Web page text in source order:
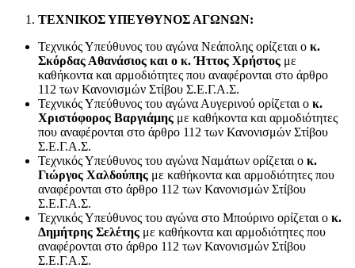
ΤΕΧΝΙΚΟΣ ΥΠΕΥΘΥΝΟΣ ΑΓΩΝΩΝ:
Τεχνικός Υπεύθυνος του αγώνα Νεάπολης ορίζεται ο κ.
Σκόρδας Αθανάσιος και ο κ. Ήττος Χρήστος με
καθήκοντα και αρμοδιότητες που αναφέρονται στο άρθρο
112 των Κανονισμών Στίβου Σ.Ε.Γ.Α.Σ.
Τεχνικός Υπεύθυνος του αγώνα Αυγερινού ορίζεται ο κ.
Χριστόφορος Βαργιάμης με καθήκοντα και αρμοδιότητες
που αναφέρονται στο άρθρο 112 των Κανονισμών Στίβου
Σ.Ε.Γ.Α.Σ.
Τεχνικός Υπεύθυνος του αγώνα Ναμάτων ορίζεται ο κ.
Γιώργος Χαλδούπης με καθήκοντα και αρμοδιότητες που
αναφέρονται στο άρθρο 112 των Κανονισμών Στίβου
Σ.Ε.Γ.Α.Σ.
Τεχνικός Υπεύθυνος του αγώνα στο Μπούρινο ορίζεται ο κ.
Δημήτρης Σελέτης με καθήκοντα και αρμοδιότητες που
αναφέρονται στο άρθρο 112 των Κανονισμών Στίβου
Σ.Ε.Γ.Α.Σ.